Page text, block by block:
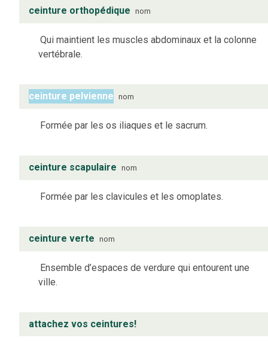
ceinture orthopédique nom
Qui maintient les muscles abdominaux et la colonne
vertébrale.
ceinture pelvienne nom
Formée par les os iliaques et le sacrum.
ceinture scapulaire nom
Formée par les clavicules et les omoplates.
ceinture verte nom
Ensemble d’espaces de verdure qui entourent une
ville.
attachez vos ceintures!